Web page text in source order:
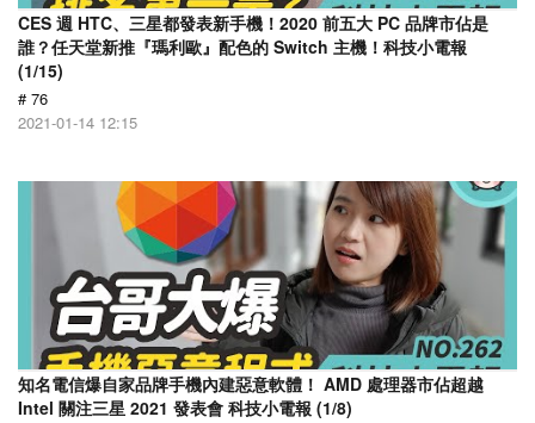
CES 週 HTC、三星都發表新手機！2020 前五大 PC 品牌市佔是
誰？任天堂新推『瑪利歐』配色的 Switch 主機！科技小電報
(1/15)
# 76
2021-01-14 12:15
知名電信爆自家品牌手機內建惡意軟體！ AMD 處理器市佔超越
Intel 關注三星 2021 發表會 科技小電報 (1/8)